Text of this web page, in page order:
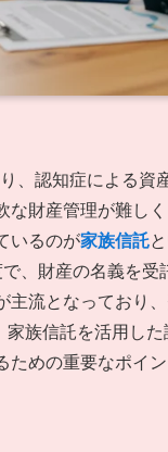
、認知症による資
財産管理が難し
いるのが家族信託
、財産の名義を受
流となっており
族信託を活用し
めの重要なポイ